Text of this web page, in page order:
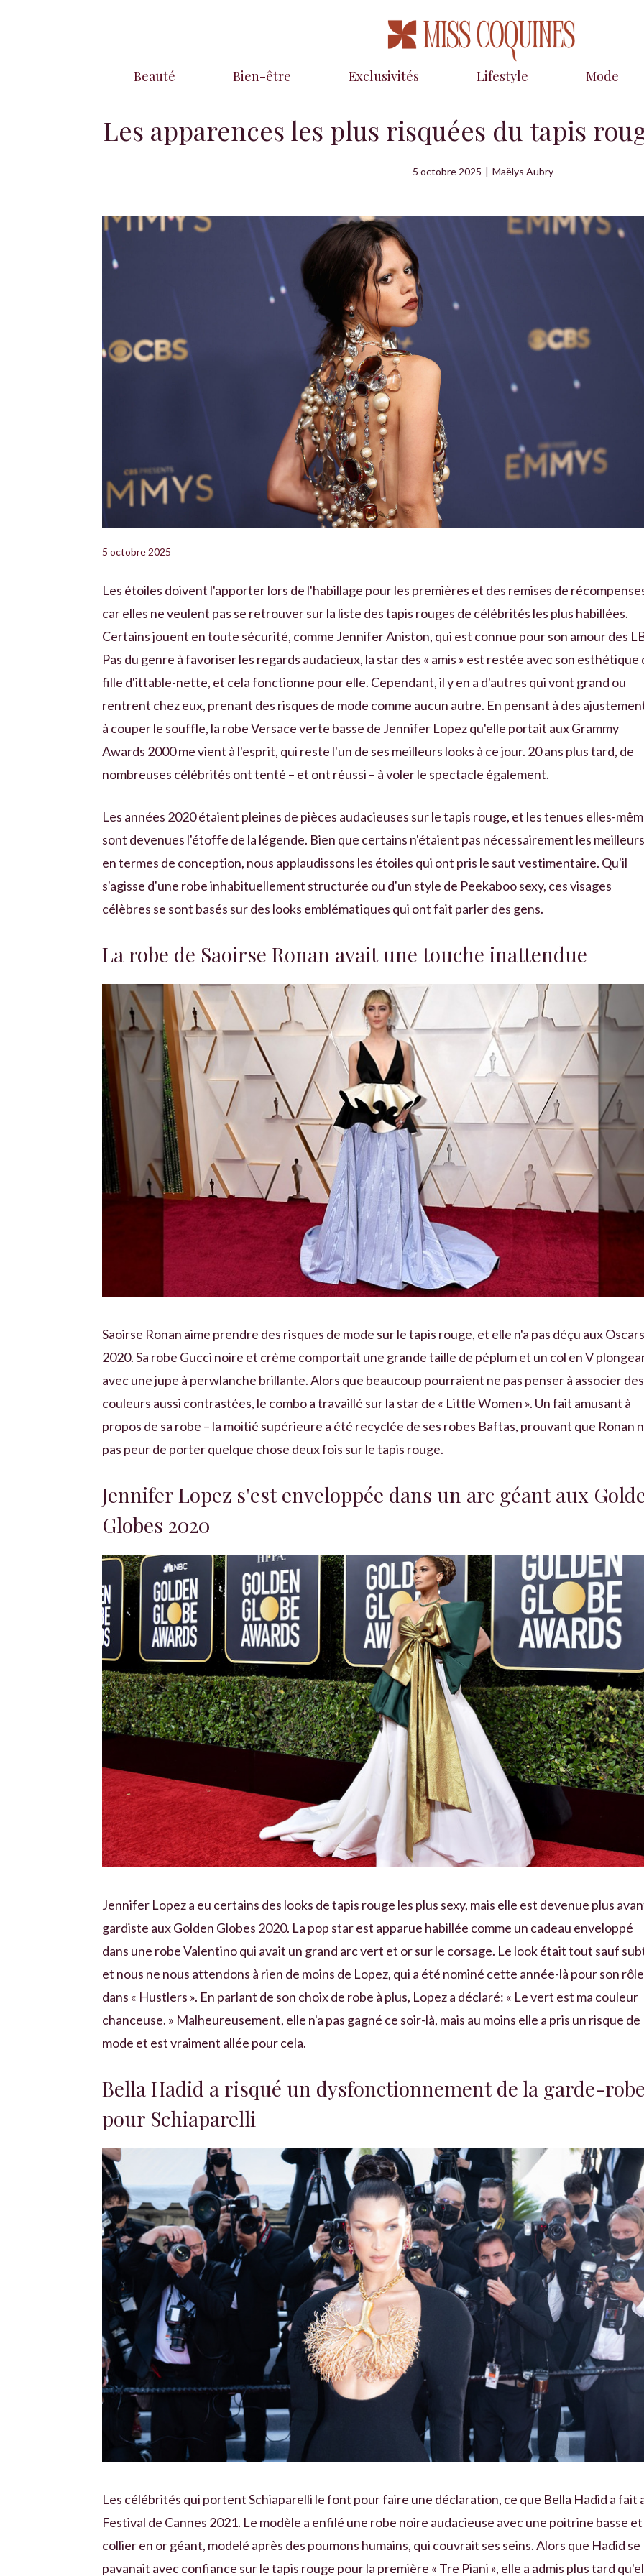
Beauté Bien-être Exclusivités Lifestyle Mode
Les apparences les plus risquées du tapis
5 octobre 2025 | Maëlys Aubry
5 octobre 2025
Les étoiles doivent l'apporter lors de l'habillage pour les premières et des remises de
car elles ne veulent pas se retrouver sur la liste des tapis rouges de célébrités les plus habillées.
Certains jouent en toute sécurité, comme Jennifer Aniston, qui est connue pour son amour des
Pas du genre à favoriser les regards audacieux, la star des « amis » est restée avec son esthétique
fille d'ittable-nette, et cela fonctionne pour elle. Cependant, il y en a d'autres qui vont grand ou
rentrent chez eux, prenant des risques de mode comme aucun autre. En pensant à des
à couper le souffle, la robe Versace verte basse de Jennifer Lopez qu'elle portait aux Grammy
Awards 2000 me vient à l'esprit, qui reste l'un de ses meilleurs looks à ce jour. 20 ans plus tard, de
nombreuses célébrités ont tenté – et ont réussi – à voler le spectacle également.
Les années 2020 étaient pleines de pièces audacieuses sur le tapis rouge, et les tenues elles-
sont devenues l'étoffe de la légende. Bien que certains n'étaient pas nécessairement les meilleurs
en termes de conception, nous applaudissons les étoiles qui ont pris le saut vestimentaire. Qu'il
s'agisse d'une robe inhabituellement structurée ou d'un style de Peekaboo sexy, ces visages
célèbres se sont basés sur des looks emblématiques qui ont fait parler des gens.
La robe de Saoirse Ronan avait une touche inattendue
Saoirse Ronan aime prendre des risques de mode sur le tapis rouge, et elle n'a pas déçu aux Oscars
2020. Sa robe Gucci noire et crème comportait une grande taille de péplum et un col en V
avec une jupe à perwlanche brillante. Alors que beaucoup pourraient ne pas penser à associer des
couleurs aussi contrastées, le combo a travaillé sur la star de « Little Women ». Un fait amusant à
propos de sa robe – la moitié supérieure a été recyclée de ses robes Baftas, prouvant que Ronan
pas peur de porter quelque chose deux fois sur le tapis rouge.
Jennifer Lopez s'est enveloppée dans un arc géant aux
Globes 2020
Jennifer Lopez a eu certains des looks de tapis rouge les plus sexy, mais elle est devenue plus
gardiste aux Golden Globes 2020. La pop star est apparue habillée comme un cadeau enveloppé
dans une robe Valentino qui avait un grand arc vert et or sur le corsage. Le look était tout sauf
et nous ne nous attendons à rien de moins de Lopez, qui a été nominé cette année-là pour son rôle
dans « Hustlers ». En parlant de son choix de robe à plus, Lopez a déclaré: « Le vert est ma couleur
chanceuse. » Malheureusement, elle n'a pas gagné ce soir-là, mais au moins elle a pris un risque de
mode et est vraiment allée pour cela.
Bella Hadid a risqué un dysfonctionnement de la garde-
pour Schiaparelli
Les célébrités qui portent Schiaparelli le font pour faire une déclaration, ce que Bella Hadid a fait
Festival de Cannes 2021. Le modèle a enfilé une robe noire audacieuse avec une poitrine basse
collier en or géant, modelé après des poumons humains, qui couvrait ses seins. Alors que Hadid se
pavanait avec confiance sur le tapis rouge pour la première « Tre Piani », elle a admis plus tard